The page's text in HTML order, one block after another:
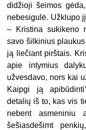
didžioji šeimos
nebesigulė. Užklupo
– Kristina sukikeno
savo šilkinius
ją liečiant pirštais.
apie intymius
užvesdavo, nors kai
Kaipgi ją
detalių iš to, kas vis
nebent asmeniniu
šešiasdešimt